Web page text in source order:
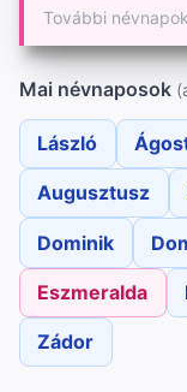
További
Mai névnaposok
László
Augusztusz
Dominik
Eszmeralda
Zádor